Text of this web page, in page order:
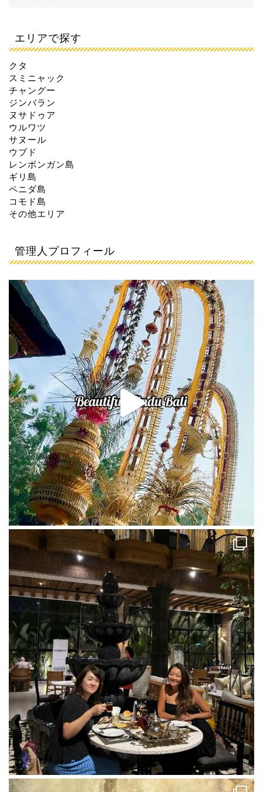
エリアで探す
クタ
スミニャック
チャングー
ジンバラン
ヌサドゥア
ウルワツ
サヌール
ウブド
レンボンガン島
ギリ島
ペニダ島
コモド島
その他エリア
管理人プロフィール